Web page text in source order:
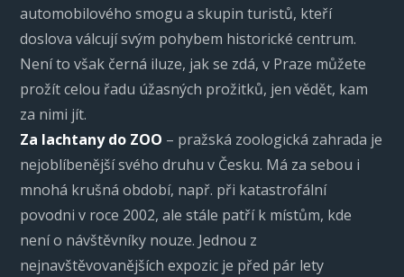
automobilového smogu a skupin turistů, kteří
doslova válcují svým pohybem historické centrum.
Není to však černá iluze, jak se zdá, v Praze můžete
prožít celou řadu úžasných prožitků, jen vědět, kam
za nimi jít.
Za lachtany do ZOO – pražská zoologická zahrada je
nejoblíbenější svého druhu v Česku. Má za sebou i
mnohá krušná období, např. při katastrofální
povodni v roce 2002, ale stále patří k místům, kde
není o návštěvníky nouze. Jednou z
nejnavštěvovanějších expozic je před pár lety